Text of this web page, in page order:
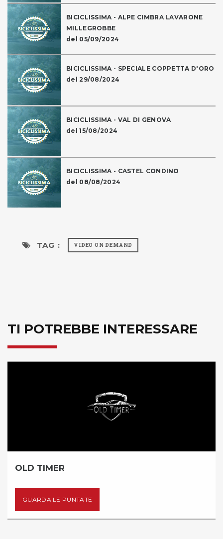
BICICLISSIMA - ALPE CIMBRA LAVARONE
MILLEGROBBE
del 05/09/2024
BICICLISSIMA - SPECIALE COPPETTA D'ORO
del 29/08/2024
BICICLISSIMA - VAL DI GENOVA
del 15/08/2024
BICICLISSIMA - CASTEL CONDINO
del 08/08/2024
TAG : VIDEO ON DEMAND
TI POTREBBE INTERESSARE
OLD TIMER
GUARDA LE PUNTATE